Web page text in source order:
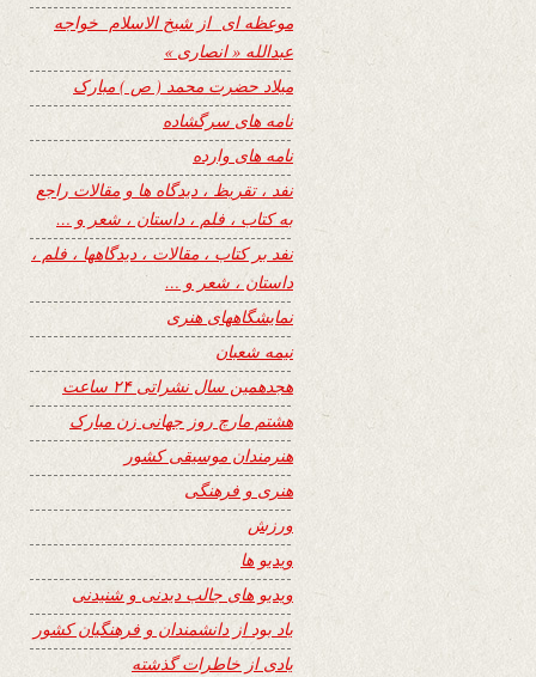
موعظه ای از شیخ الاسلام خواجه
عبدالله « انصاری »
میلاد حضرت محمد ( ص ) مبارک
نامه های سرگشاده
نامه های وارده
نفد ، تقریظ ، دیدگاه ها و مقالات راجع
به کتاب ، فلم ، داستان ، شعر و …
نفد بر کتاب ، مقالات ، دیدگاهها ، فلم ،
داستان ، شعر و …
نمایشگاههای هنری
نیمه شعبان
هجدهمین سال نشراتی ۲۴ ساعت
هشتم مارچ روز جهانی زن مبارک
هنرمندان موسیقی کشور
هنری و فرهنگی
ورزش
ویدیو ها
ویدیو های جالب دیدنی و شنیدنی
یاد بود از دانشمندان و فرهنگیان کشور
یادی از خاطرات گذشته